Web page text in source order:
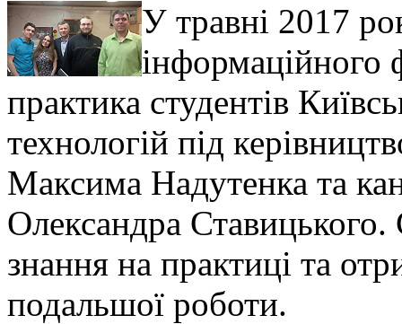
У травні 2017
практика студентів
технологій під
Максима Надутенка та
Олександра Ставицького.
знання на практиці та
подальшої роботи.